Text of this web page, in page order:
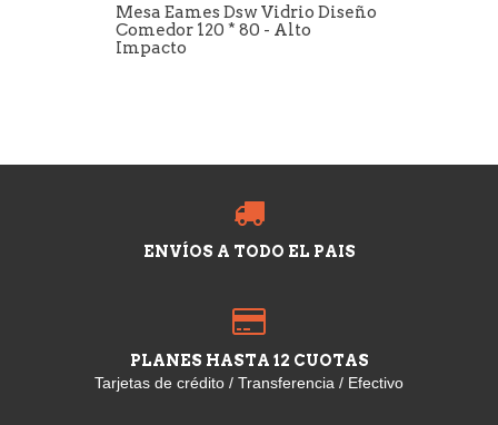
Mesa Eames Dsw Vidrio Diseño
Comedor 120 * 80 - Alto
Impacto
ENVÍOS A TODO EL PAIS
PLANES HASTA 12 CUOTAS
Tarjetas de crédito / Transferencia / Efectivo